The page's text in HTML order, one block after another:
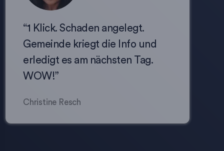
“1 Klick. Schaden angelegt.
Gemeinde kriegt die Info und
erledigt es am nächsten Tag.
WOW!”​
Christine Resch